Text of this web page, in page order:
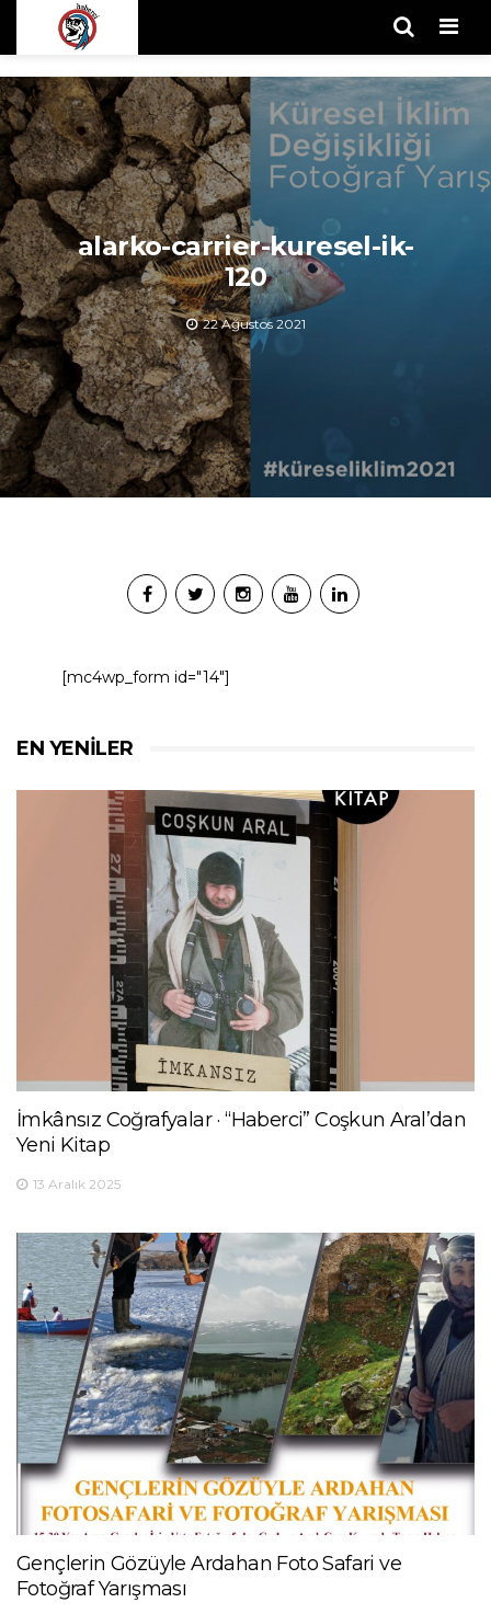
alarko-carrier-kuresel-ik-
120
22 Ağustos 2021
[mc4wp_form id="14"]
EN YENILER
İmkânsız Coğrafyalar · “Haberci” Coşkun Aral’dan
Yeni Kitap
13 Aralık 2025
Gençlerin Gözüyle Ardahan Foto Safari ve
Fotoğraf Yarışması